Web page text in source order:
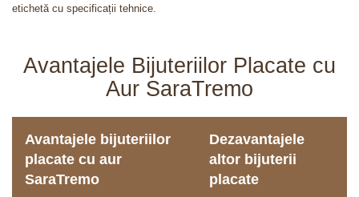
etichetă cu specificații tehnice.
Avantajele Bijuteriilor Placate cu
Aur SaraTremo
Avantajele bijuteriilor
placate cu aur
SaraTremo
Dezavantajele
altor bijuterii
placate